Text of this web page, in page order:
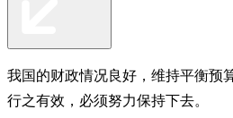
我国的财政情况良好，维持平衡预
行之有效，必须努力保持下去。